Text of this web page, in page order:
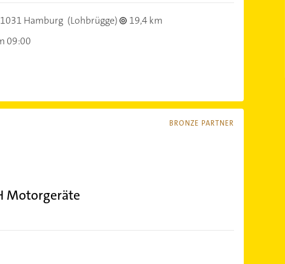
Hamburg (Lohbrügge)
19,4 km
09:00
BRONZE PARTNER
Motorgeräte